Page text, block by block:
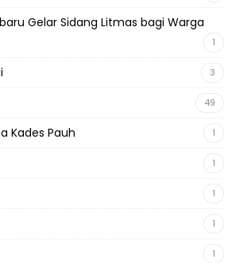
Gelar Sidang Litmas bagi Warga
1
3
49
Kades Pauh 1
1
1
1
1